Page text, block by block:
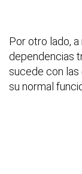
Por otro lado,
dependencias
sucede con las
su normal